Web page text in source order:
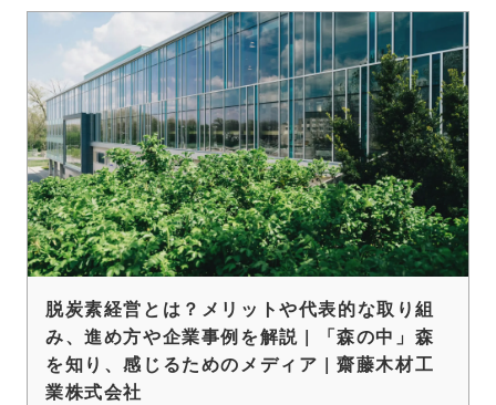
脱炭素経営とは？メリットや代表的な取り組
み、進め方や企業事例を解説 | 「森の中」森
を知り、感じるためのメディア | 齋藤木材工
業株式会社